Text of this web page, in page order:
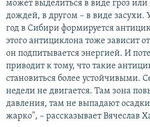
может выделиться в виде гроз
дождей, в другом – в виде
год в Сибири формируется
этого антициклона тоже зависит
он подпитывается энергией. И
приводит к тому, что такие
становиться более устойчивыми.
недели не двигается. Там зона
давления, там не выпадают
жарко", – рассказывает Вячеслав